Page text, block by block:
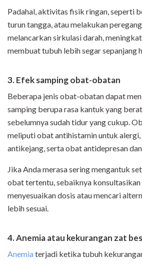
Padahal, aktivitas fisik ringan, seperti
turun tangga, atau melakukan
melancarkan sirkulasi darah,
membuat tubuh lebih segar sepanjang
3. Efek samping obat-obatan
Beberapa jenis obat-obatan dapat
samping berupa rasa kantuk yang
sebelumnya sudah tidur yang cukup.
meliputi obat antihistamin untuk
antikejang, serta obat antidepresan
Jika Anda merasa sering mengantuk
obat tertentu, sebaiknya
menyesuaikan dosis atau mencari
lebih sesuai.
4. Anemia atau kekurangan zat
Anemiaterjadi ketika tubuh